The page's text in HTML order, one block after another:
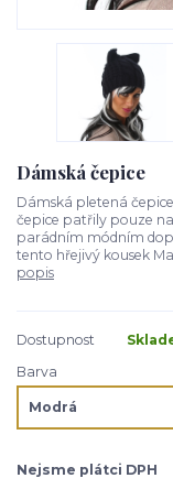
Dámská čepice
Dámská pletená
čepice patřily pouze
parádním módním
tento hřejivý kousek
popis
Dostupnost
Barva
Nejsme plátci DPH